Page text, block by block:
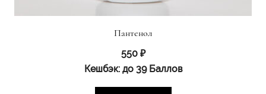
Пантенол
550 ₽
Кешбэк:до 39 Баллов